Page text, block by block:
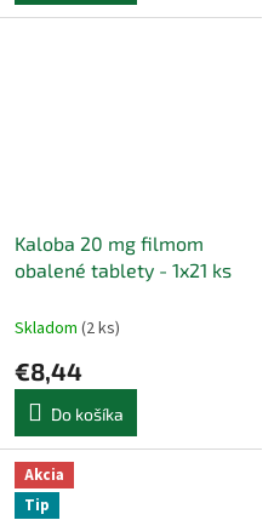
Kaloba 20 mg filmom
obalené tablety - 1x21 ks
Skladom (2 ks)
€8,44
Do košíka
Akcia
Tip